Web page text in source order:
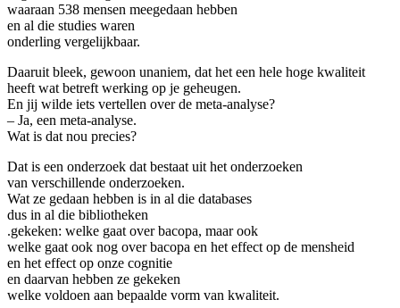
waaraan 538 mensen meegedaan hebben
en al die studies waren
onderling vergelijkbaar.
Daaruit bleek, gewoon unaniem, dat het een hele hoge kwaliteit
heeft wat betreft werking op je geheugen.
En jij wilde iets vertellen over de meta-analyse?
– Ja, een meta-analyse.
Wat is dat nou precies?
Dat is een onderzoek dat bestaat uit het onderzoeken
van verschillende onderzoeken.
Wat ze gedaan hebben is in al die databases
dus in al die bibliotheken
.gekeken: welke gaat over bacopa, maar ook
welke gaat ook nog over bacopa en het effect op de mensheid
en het effect op onze cognitie
en daarvan hebben ze gekeken
welke voldoen aan bepaalde vorm van kwaliteit.